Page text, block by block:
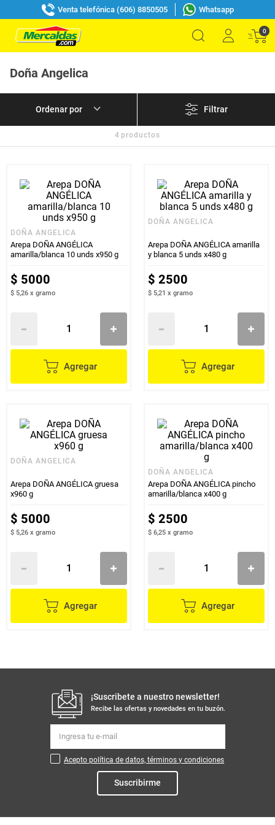
Venta telefónica (606) 8850505 Whatsapp
0
Doña Angelica
Filtrar
4 productos
DOÑA ANGELICA
Arepa DOÑA ANGÉLICA
amarilla/blanca 10 unds x950 g
$ 5000
$ 5,26 x gramo
Agregar
DOÑA ANGELICA
Arepa DOÑA ANGÉLICA amarilla
y blanca 5 unds x480 g
$ 2500
$ 5,21 x gramo
Agregar
DOÑA ANGELICA
Arepa DOÑA ANGÉLICA gruesa
x960 g
$ 5000
$ 5,26 x gramo
Agregar
DOÑA ANGELICA
Arepa DOÑA ANGÉLICA pincho
amarilla/blanca x400 g
$ 2500
$ 6,25 x gramo
Agregar
¡Suscribete a nuestro newsletter!
Recibe las ofertas y novedades en tu buzón.
Acepto política de datos, términos y condiciones
Suscribirme